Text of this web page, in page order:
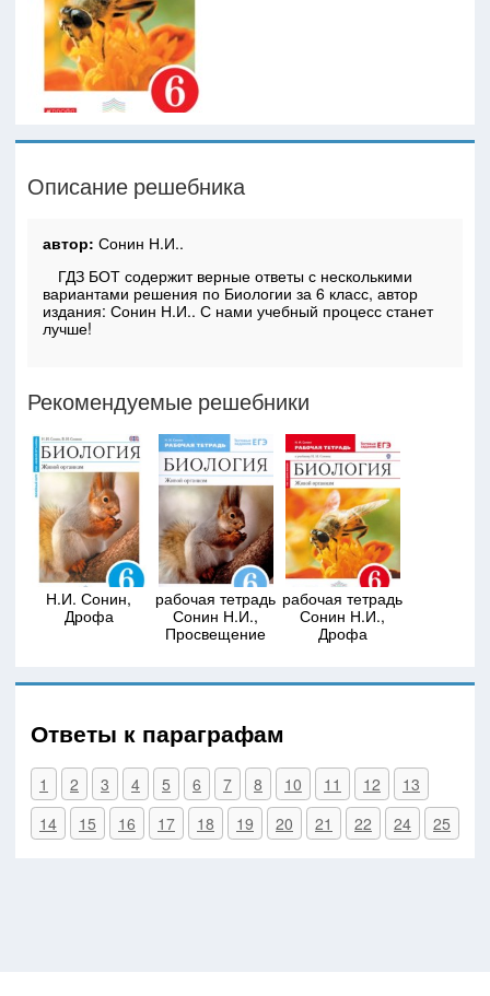
Описание решебника
автор:Сонин Н.И..
ГДЗ БОТ содержит верные ответы с несколькими
вариантами решения по Биологии за 6 класс, автор
издания: Сонин Н.И.. С нами учебный процесс станет
лучше!
Рекомендуемые решебники
Н.И. Сонин,
Дрофа
рабочая тетрадь
Сонин Н.И.,
Просвещение
рабочая тетрадь
Сонин Н.И.,
Дрофа
Ответы к параграфам
1 2 3 4 5 6 7 8 10 11 12
13
14
15 16 17 18 19 20 21 22 24 25